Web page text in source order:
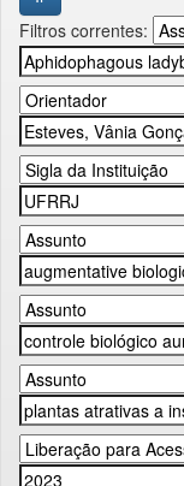
Filtros correntes: